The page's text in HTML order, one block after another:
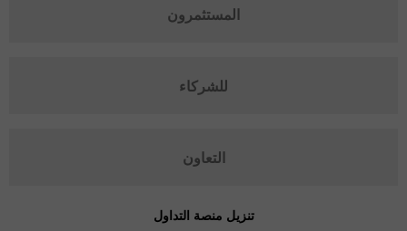
المستثمرون
للشركاء
التعاون
تنزيل منصة التداول